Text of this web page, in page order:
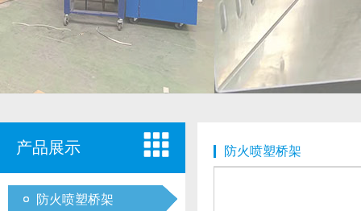
产品展示
防火喷塑桥架
防火喷塑桥架